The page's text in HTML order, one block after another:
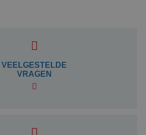
VEELGESTELDE
VRAGEN